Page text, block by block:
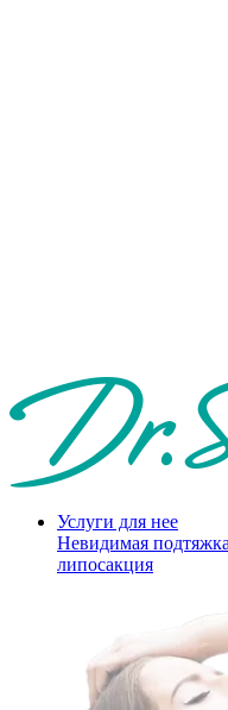
Услуги для нее
Невидимая подтяжка
липосакция